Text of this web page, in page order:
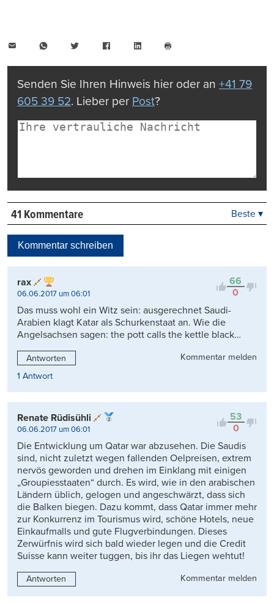
WhatsAppTwitter FacebookLinkedIn
drucken
Senden Sie Ihren Hinweis hier oder an +41 79
605 39 52. Lieber per Post?
41 Kommentare
Kontrovers
Beste ▾
Kommentar schreiben
66
0
rax
06.06.2017 um 06:01
Das muss wohl ein Witz sein: ausgerechnet Saudi-
Arabien klagt Katar als Schurkenstaat an. Wie die
Angelsachsen sagen: the pott calls the kettle black…
Antworten
Kommentar melden
1 Antwort
53
0
Renate Rüdisühli
06.06.2017 um 06:01
Die Entwicklung um Qatar war abzusehen. Die Saudis
sind, nicht zuletzt wegen fallenden Oelpreisen, extrem
nervös geworden und drehen im Einklang mit einigen
„Groupiesstaaten“ durch. Es wird, wie in den arabischen
Ländern üblich, gelogen und angeschwärzt, dass sich
die Balken biegen. Dazu kommt, dass Qatar immer mehr
zur Konkurrenz im Tourismus wird, schöne Hotels, neue
Einkaufmalls und gute Flugverbindungen. Dieses
Zerwürfnis wird sich bald wieder legen und die Credit
Suisse kann weiter tuggen, bis ihr das Liegen wehtut!
Antworten Kommentar melden